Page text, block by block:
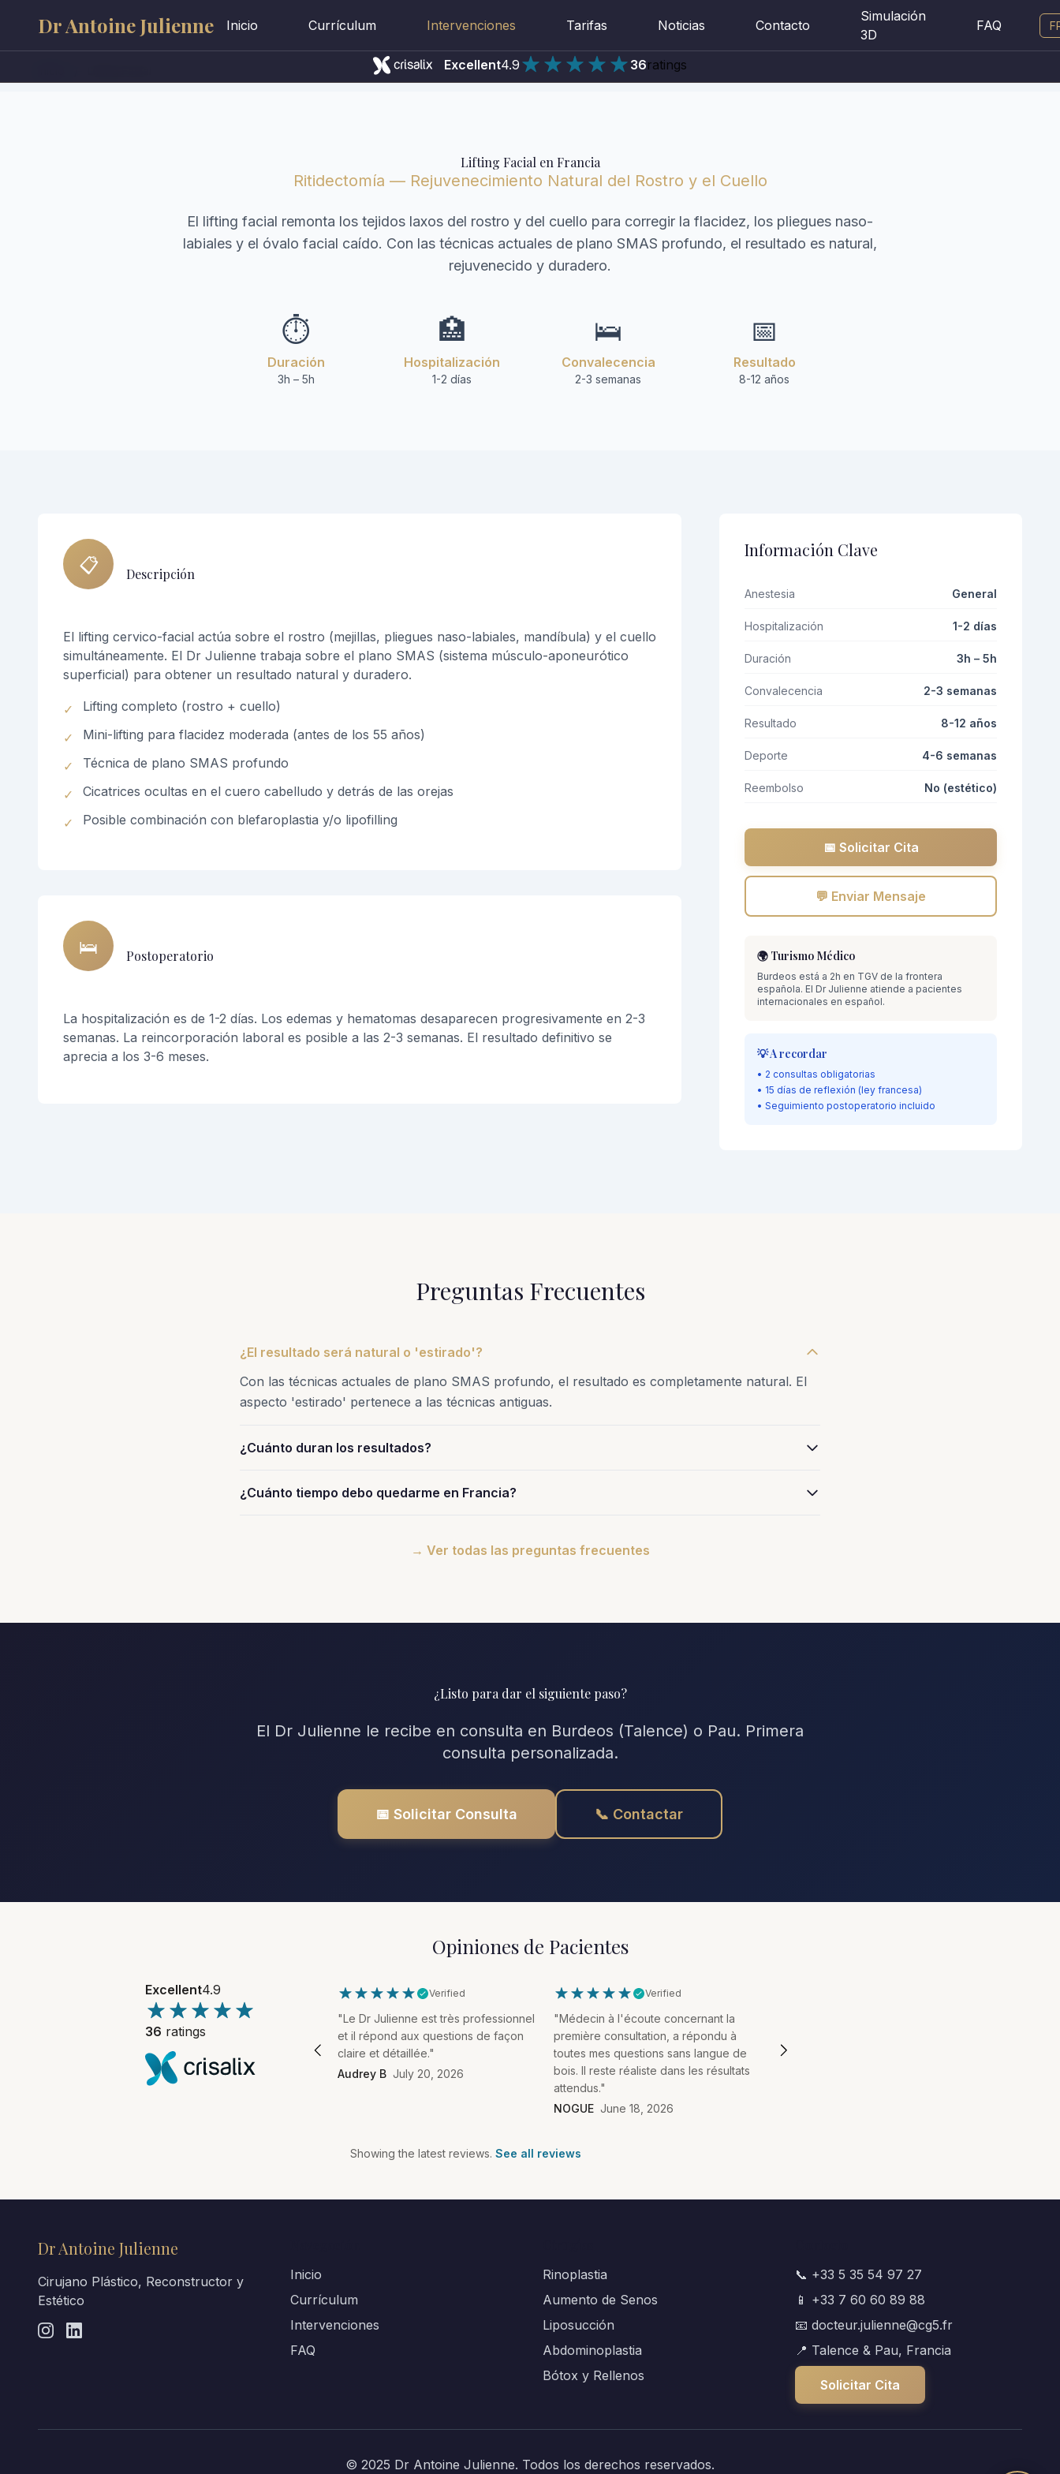
Dr Antoine Julienne Inicio Currículum Intervenciones Tarifas Noticias Contacto
Simulación
3D
FAQ
Excellent4.9 36ratings
Lifting Facial en Francia
Ritidectomía — Rejuvenecimiento Natural del Rostro y el Cuello
El lifting facial remonta los tejidos laxos del rostro y del cuello para corregir la flacidez, los pliegues naso-
labiales y el óvalo facial caído. Con las técnicas actuales de plano SMAS profundo, el resultado es natural,
rejuvenecido y duradero.
⏱️
Duración
3h – 5h
🏥
Hospitalización
1-2 días
🛌
Convalecencia
2-3 semanas
📅
Resultado
8-12 años
📋 Descripción
El lifting cervico-facial actúa sobre el rostro (mejillas, pliegues naso-labiales, mandíbula) y el cuello
simultáneamente. El Dr Julienne trabaja sobre el plano SMAS (sistema músculo-aponeurótico
superficial) para obtener un resultado natural y duradero.
✓
Lifting completo (rostro + cuello)
✓
Mini-lifting para flacidez moderada (antes de los 55 años)
✓
Técnica de plano SMAS profundo
✓
Cicatrices ocultas en el cuero cabelludo y detrás de las orejas
✓
Posible combinación con blefaroplastia y/o lipofilling
🛌 Postoperatorio
La hospitalización es de 1-2 días. Los edemas y hematomas desaparecen progresivamente en 2-3
semanas. La reincorporación laboral es posible a las 2-3 semanas. El resultado definitivo se
aprecia a los 3-6 meses.
Información Clave
Anestesia General
Hospitalización 1-2 días
Duración 3h – 5h
Convalecencia 2-3 semanas
Resultado 8-12 años
Deporte 4-6 semanas
Reembolso No (estético)
📅 Solicitar Cita
💬 Enviar Mensaje
🌍 Turismo Médico
Burdeos está a 2h en TGV de la frontera
española. El Dr Julienne atiende a pacientes
internacionales en español.
💡 A recordar
• 2 consultas obligatorias
• 15 días de reflexión (ley francesa)
• Seguimiento postoperatorio incluido
Preguntas Frecuentes
¿El resultado será natural o 'estirado'?
Con las técnicas actuales de plano SMAS profundo, el resultado es completamente natural. El
aspecto 'estirado' pertenece a las técnicas antiguas.
¿Cuánto duran los resultados?
¿Cuánto tiempo debo quedarme en Francia?
→ Ver todas las preguntas frecuentes
¿Listo para dar el siguiente paso?
El Dr Julienne le recibe en consulta en Burdeos (Talence) o Pau. Primera
consulta personalizada.
📅 Solicitar Consulta 📞 Contactar
Opiniones de Pacientes
Excellent4.9
36 ratings
Verified
"Le Dr Julienne est très professionnel
et il répond aux questions de façon
claire et détaillée."
Audrey B July 20, 2026
Verified
"Médecin à l'écoute concernant la
première consultation, a répondu à
toutes mes questions sans langue de
bois. Il reste réaliste dans les résultats
attendus."
NOGUE June 18, 2026
Showing the latest reviews. See all reviews
Dr Antoine Julienne
Cirujano Plástico, Reconstructor y
Estético
Inicio
Currículum
Intervenciones
FAQ
Rinoplastia
Aumento de Senos
Liposucción
Abdominoplastia
Bótox y Rellenos
📞 +33 5 35 54 97 27
📱 +33 7 60 60 89 88
📧 docteur.julienne@cg5.fr
📍 Talence & Pau, Francia
Solicitar Cita
© 2025 Dr Antoine Julienne. Todos los derechos reservados.